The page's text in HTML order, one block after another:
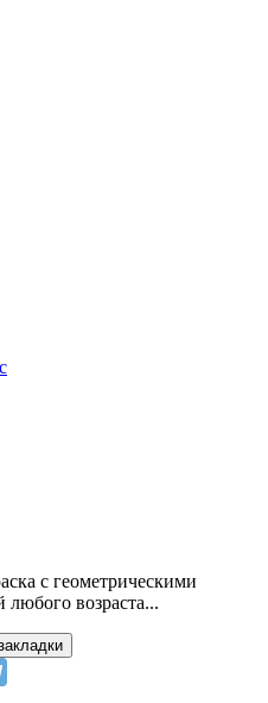
с геометрическими
возраста...